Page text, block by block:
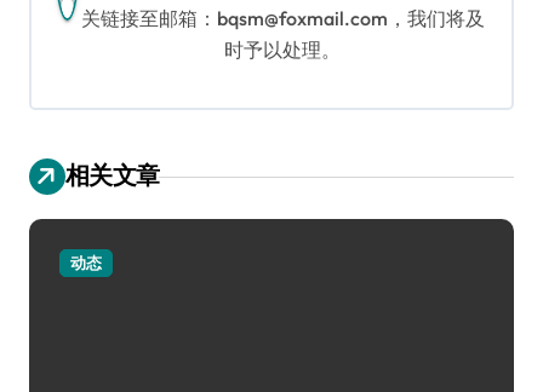
关链接至邮箱：bqsm@foxmail.com，我们将及
时予以处理。
相关文章
动态